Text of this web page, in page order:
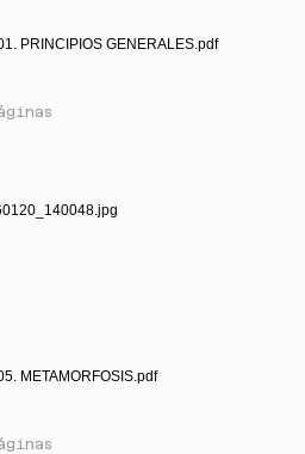
PRINCIPIOS GENERALES.pdf
METAMORFOSIS.pdf